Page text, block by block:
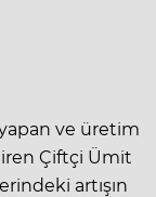
yapan ve üretim
Çiftçi Ümit
artışın